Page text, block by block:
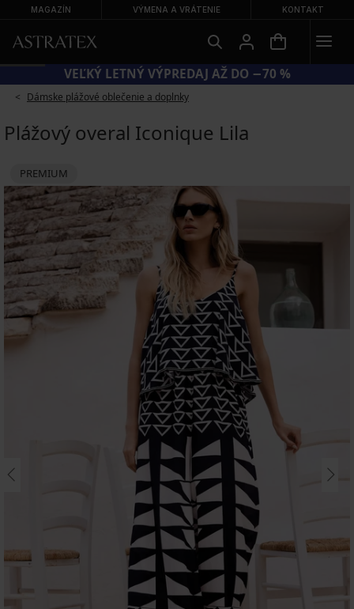
MAGAZÍN VÝMENA A VRÁTENIE KONTAKT
VEĽKÝ LETNÝ VÝPREDAJ AŽ DO −70 %
Dámske plážové oblečenie a doplnky
Plážový overal Iconique Lila
PREMIUM